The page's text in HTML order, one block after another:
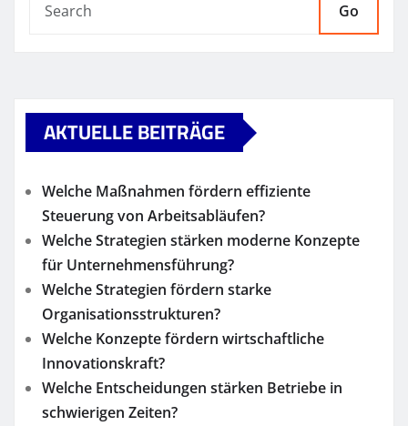
Go
AKTUELLE BEITRÄGE
Welche Maßnahmen fördern effiziente
Steuerung von Arbeitsabläufen?
Welche Strategien stärken moderne Konzepte
für Unternehmensführung?
Welche Strategien fördern starke
Organisationsstrukturen?
Welche Konzepte fördern wirtschaftliche
Innovationskraft?
Welche Entscheidungen stärken Betriebe in
schwierigen Zeiten?